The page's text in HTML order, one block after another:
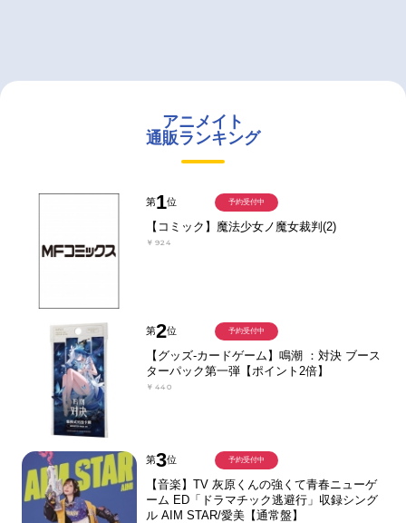
アニメイト
通販ランキング
第1位
【コミック】魔法少女ノ魔女裁判(2)
￥924
予約受付中
第2位
【グッズ-カードゲーム】鳴潮 ：対決 ブース
ターパック第一弾【ポイント2倍】
￥440
予約受付中
第3位
【音楽】TV 灰原くんの強くて青春ニューゲ
ーム ED「ドラマチック逃避行」収録シング
ル AIM STAR/愛美【通常盤】
予約受付中